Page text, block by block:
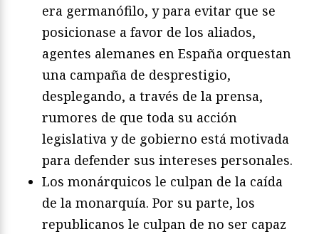
era germanófilo, y para evitar que se
posicionase a favor de los aliados,
agentes alemanes en España orquestan
una campaña de desprestigio,
desplegando, a través de la prensa,
rumores de que toda su acción
legislativa y de gobierno está motivada
para defender sus intereses personales.
Los monárquicos le culpan de la caída
de la monarquía. Por su parte, los
republicanos le culpan de no ser capaz